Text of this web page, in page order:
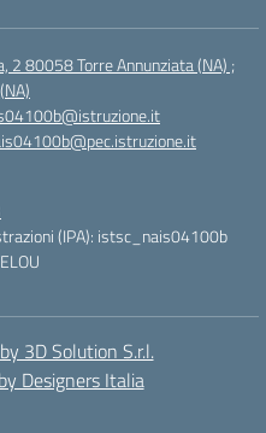
2 80058 Torre Annunziata (NA) ;
(IPA): istsc_nais04100b
3D Solution S.r.l.
Designers Italia